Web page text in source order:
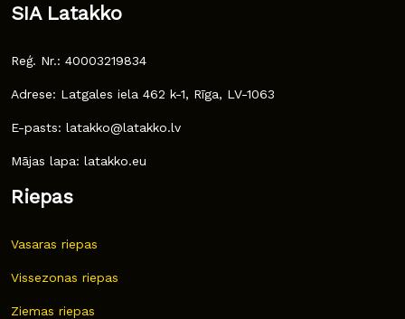
SIA Latakko
Reģ. Nr.: 40003219834
Adrese: Latgales iela 462 k-1, Rīga, LV-1063
E-pasts: latakko@latakko.lv
Mājas lapa: latakko.eu
Riepas
Vasaras riepas
Vissezonas riepas
Ziemas riepas